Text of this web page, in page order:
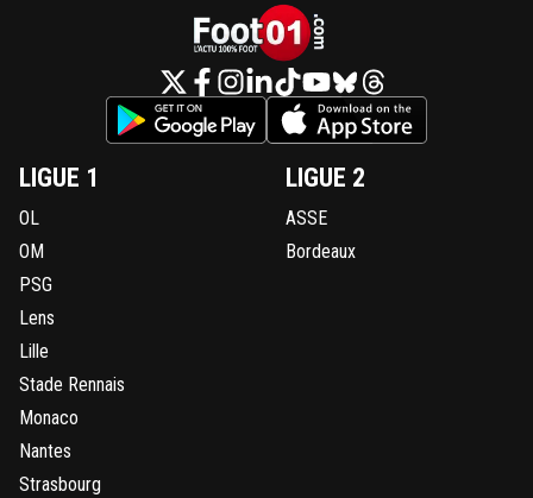
LIGUE 1
OL
OM
PSG
Lens
Lille
Stade Rennais
Monaco
Nantes
Strasbourg
LIGUE 2
ASSE
Bordeaux